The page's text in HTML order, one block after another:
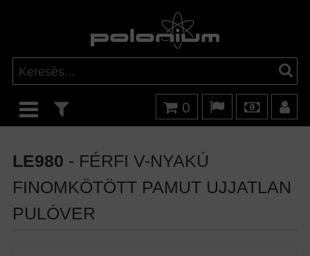
0
LE980 - FÉRFI V-NYAKÚ
FINOMKÖTÖTT PAMUT UJJATLAN
PULÓVER